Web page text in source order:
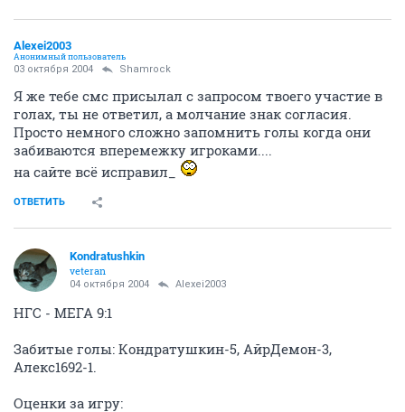
Alexei2003
Анонимный пользователь
03 октября 2004 Shamrock
Я же тебе смс присылал с запросом твоего участие в
голах, ты не ответил, а молчание знак согласия.
Просто немного сложно запомнить голы когда они
забиваются вперемежку игроками....
на сайте всё исправил_
ОТВЕТИТЬ
Kondratushkin
veteran
04 октября 2004 Alexei2003
НГС - МЕГА 9:1
Забитые голы: Кондратушкин-5, АйрДемон-3,
Алекс1692-1.
Оценки за игру: